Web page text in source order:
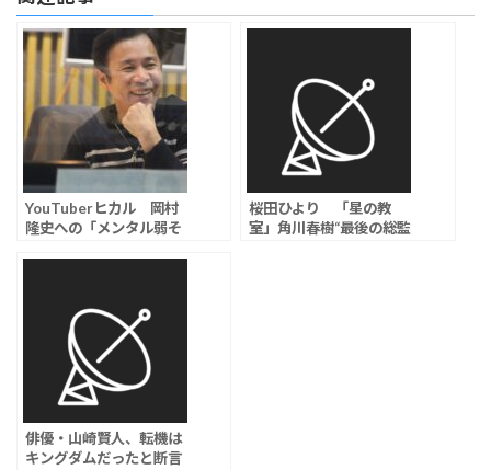
YouTuberヒカル 岡村
隆史への「メンタル弱そ
桜田ひより 「星の教
室」角川春樹“最後の総監
俳優・山崎賢人、転機は
キングダムだったと断言